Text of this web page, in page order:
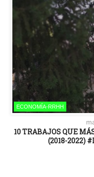
ECONOMÍA-RRHH
10 TRABAJOS QUE
(2018-2022)